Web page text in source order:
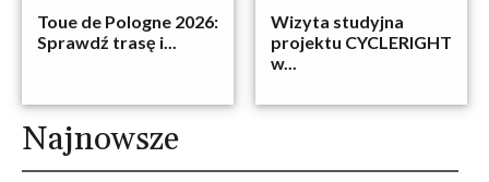
Toue de Pologne 2026:
Sprawdź trasę i...
Wizyta studyjna
projektu CYCLERIGHT
w...
Najnowsze